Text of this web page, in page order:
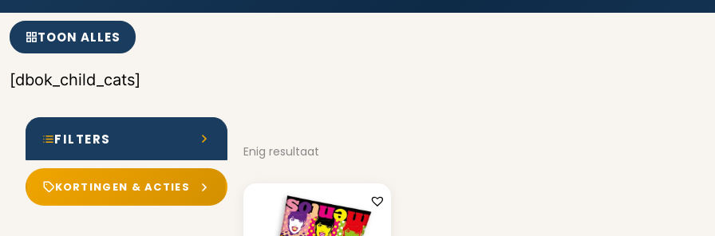
TOON ALLES
[dbok_child_cats]
FILTERS
KORTINGEN & ACTIES
Enig resultaat